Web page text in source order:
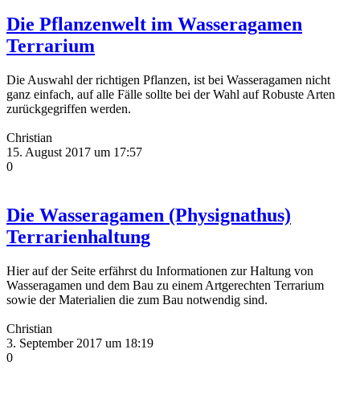
Die Pflanzenwelt im Wasseragamen
Terrarium
Die Auswahl der richtigen Pflanzen, ist bei Wasseragamen nicht
ganz einfach, auf alle Fälle sollte bei der Wahl auf Robuste Arten
zurückgegriffen werden.
Christian
15. August 2017 um 17:57
0
Die Wasseragamen (Physignathus)
Terrarienhaltung
Hier auf der Seite erfährst du Informationen zur Haltung von
Wasseragamen und dem Bau zu einem Artgerechten Terrarium
sowie der Materialien die zum Bau notwendig sind.
Christian
3. September 2017 um 18:19
0